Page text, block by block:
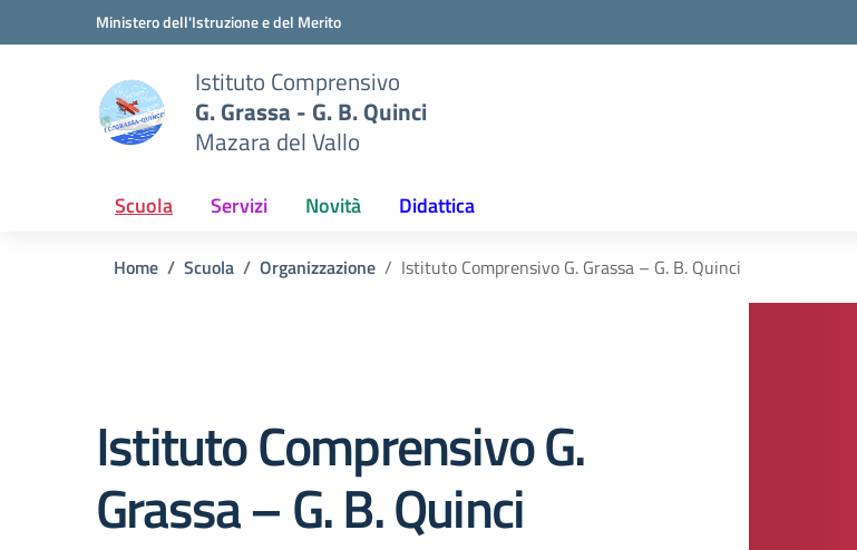
Vai ai contenuti
Vai al menu di navigazioneMinistero dell'Istruzione e del Merito
Istituto Comprensivo
G. Grassa - G. B. Quinci
Mazara del Vallo
Scuola Servizi Novità Didattica
Home Scuola Organizzazione Istituto Comprensivo G. Grassa – G. B. Quinci
Istituto Comprensivo G.
Grassa – G. B. Quinci